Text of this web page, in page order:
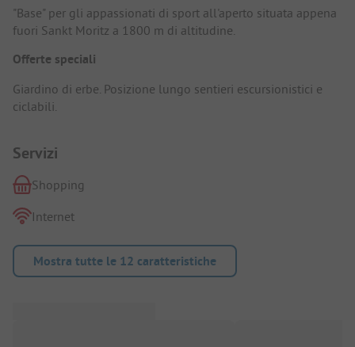
"Base" per gli appassionati di sport all'aperto situata appena
fuori Sankt Moritz a 1800 m di altitudine.
Offerte speciali
Giardino di erbe. Posizione lungo sentieri escursionistici e
ciclabili.
Servizi
Shopping
Internet
Mostra tutte le 12 caratteristiche